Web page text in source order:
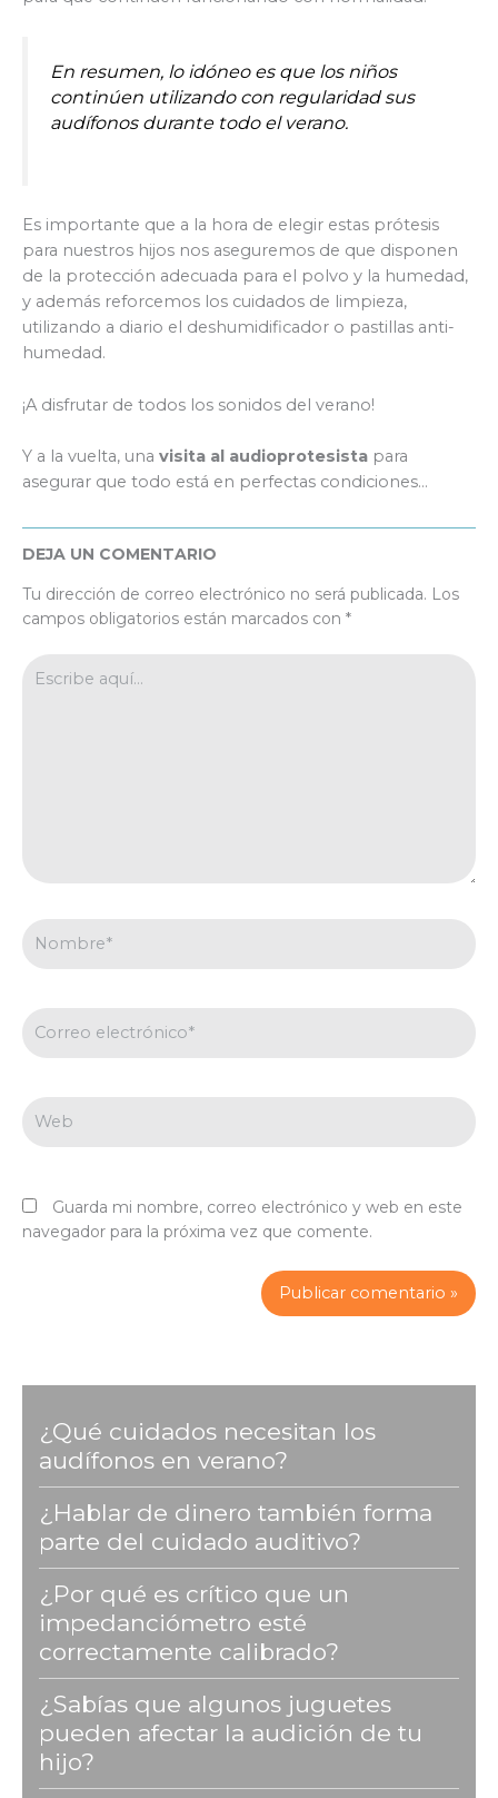
En resumen, lo idóneo es que los niños
continúen utilizando con regularidad sus
audífonos durante todo el verano.
Es importante que a la hora de elegir estas prótesis
para nuestros hijos nos aseguremos de que disponen
de la protección adecuada para el polvo y la humedad,
y además reforcemos los cuidados de limpieza,
utilizando a diario el deshumidificador o pastillas anti-
humedad.
¡A disfrutar de todos los sonidos del verano!
Y a la vuelta, una visita al audioprotesista para
asegurar que todo está en perfectas condiciones…
DEJA UN COMENTARIO
Tu dirección de correo electrónico no será publicada. Los
campos obligatorios están marcados con *
aquí...
electrónico*
Guarda mi nombre, correo electrónico y web en este
navegador para la próxima vez que comente.
¿Qué cuidados necesitan los
audífonos en verano?
¿Hablar de dinero también forma
parte del cuidado auditivo?
¿Por qué es crítico que un
impedanciómetro esté
correctamente calibrado?
¿Sabías que algunos juguetes
pueden afectar la audición de tu
hijo?